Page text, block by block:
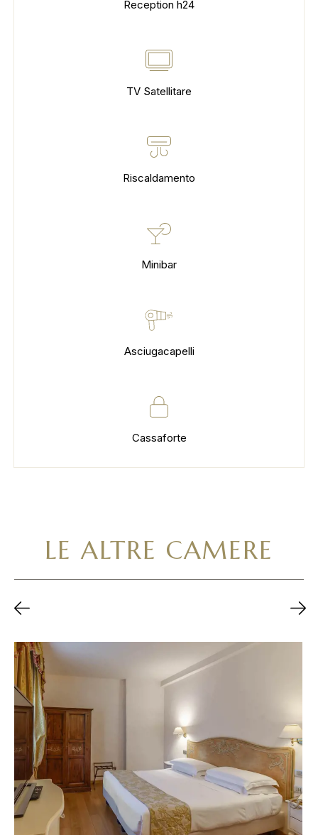
Reception h24
TV Satellitare
Riscaldamento
Minibar
Asciugacapelli
Cassaforte
LE ALTRE CAMERE